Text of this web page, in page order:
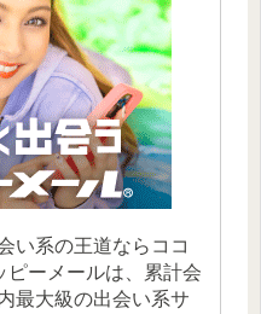
い系の王道ならココ
ピーメールは、累計会
最大級の出会い系サ